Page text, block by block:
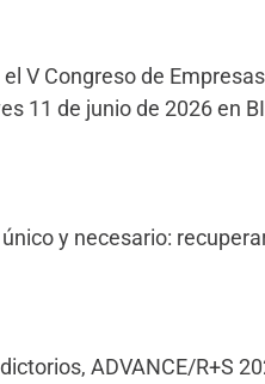
V Congreso de Empresas
11 de junio de 2026 en
y necesario:
ADVANCE/R+S